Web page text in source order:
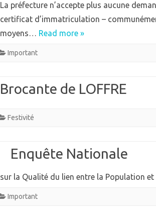
La préfecture n’accepte plus aucune
certificat d’immatriculation –
moyens… Read more »
Important
Brocante de LOFFRE
Festivité
Enquête Nationale
sur la Qualité du lien entre la Population
Important